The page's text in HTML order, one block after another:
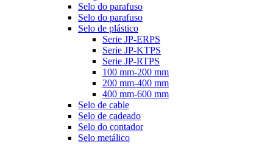
Selo do parafuso
Selo do parafuso
Selo de plástico
Serie JP-ERPS
Serie JP-KTPS
Serie JP-RTPS
100 mm-200 mm
200 mm-400 mm
400 mm-600 mm
Selo de cable
Selo de cadeado
Selo do contador
Selo metálico